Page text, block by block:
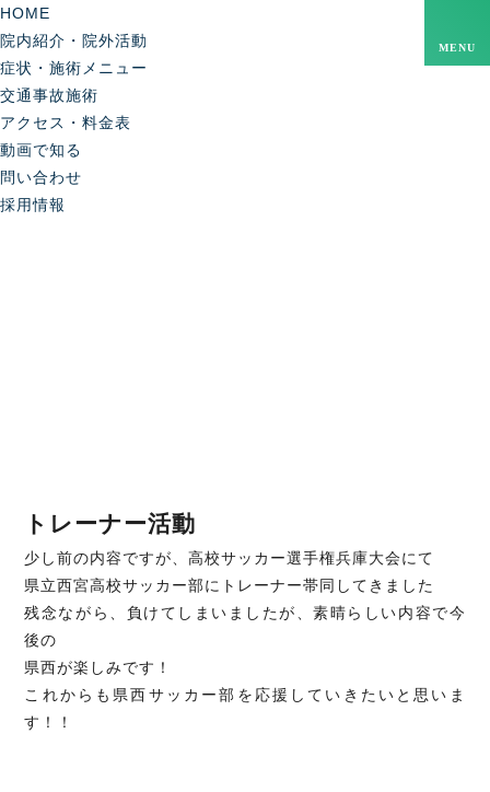
HOME
院内紹介・院外活動
症状・施術メニュー
交通事故施術
アクセス・料金表
動画で知る
問い合わせ
採用情報
MENU
トレーナー活動
少し前の内容ですが、高校サッカー選手権兵庫大会にて
県立西宮高校サッカー部にトレーナー帯同してきました
残念ながら、負けてしまいましたが、素晴らしい内容で今
後の
県西が楽しみです！
これからも県西サッカー部を応援していきたいと思いま
す！！